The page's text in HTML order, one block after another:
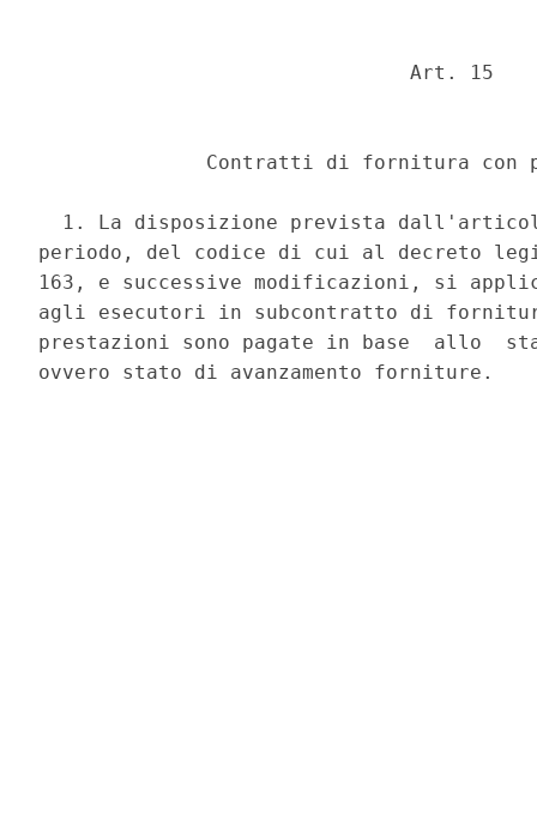
                               Art. 15
Contratti di fornitura con
1. La disposizione prevista
periodo, del codice di cui al decreto
163, e successive modificazioni, si
agli esecutori in subcontratto di
prestazioni sono pagate in base  allo